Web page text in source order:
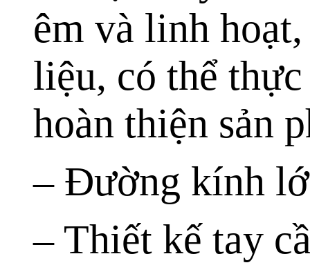
êm và linh
liệu, có thể
hoàn thiện sản
– Đường kính
– Thiết kế tay